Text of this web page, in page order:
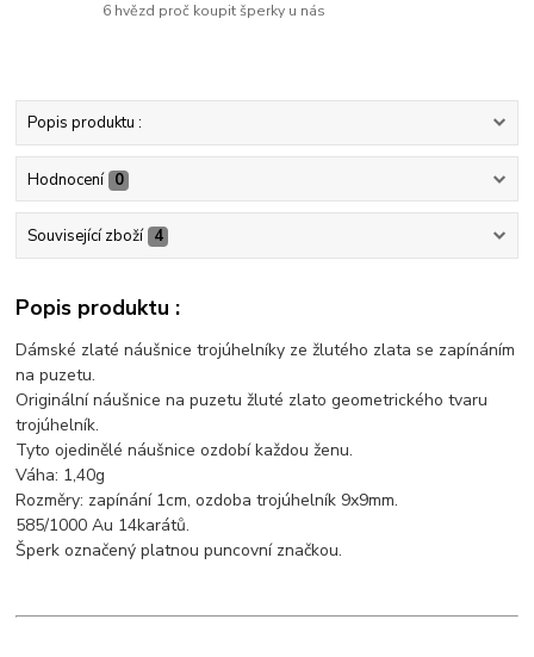
6 hvězd proč koupit šperky u nás
Popis produktu :
Hodnocení 0
Související zboží 4
Popis produktu :
Dámské zlaté náušnice trojúhelníky ze žlutého zlata se zapínáním
na puzetu.
Originální náušnice na puzetu žluté zlato geometrického tvaru
trojúhelník.
Tyto ojedinělé náušnice ozdobí každou ženu.
Váha: 1,40g
Rozměry: zapínání 1cm, ozdoba trojúhelník 9x9mm.
585/1000 Au 14karátů.
Šperk označený platnou puncovní značkou.